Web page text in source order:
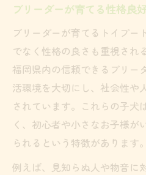
ブリーダーが育てる性格良
ブリーダーが育てるトイプー
でなく性格の良さも重視され
福岡県内の信頼できるブリー
活環境を大切にし、社会性や
されています。これらの子犬
く、初心者や小さなお子様が
られるという特徴があります。
例えば、見知らぬ人や物音に